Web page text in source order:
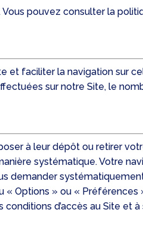
Vous pouvez consulter la
et faciliter la navigation sur
sur notre Site, le
à leur dépôt ou retirer
systématique. Votre
demander
« Options » ou « Préférences
d’accès au Site et